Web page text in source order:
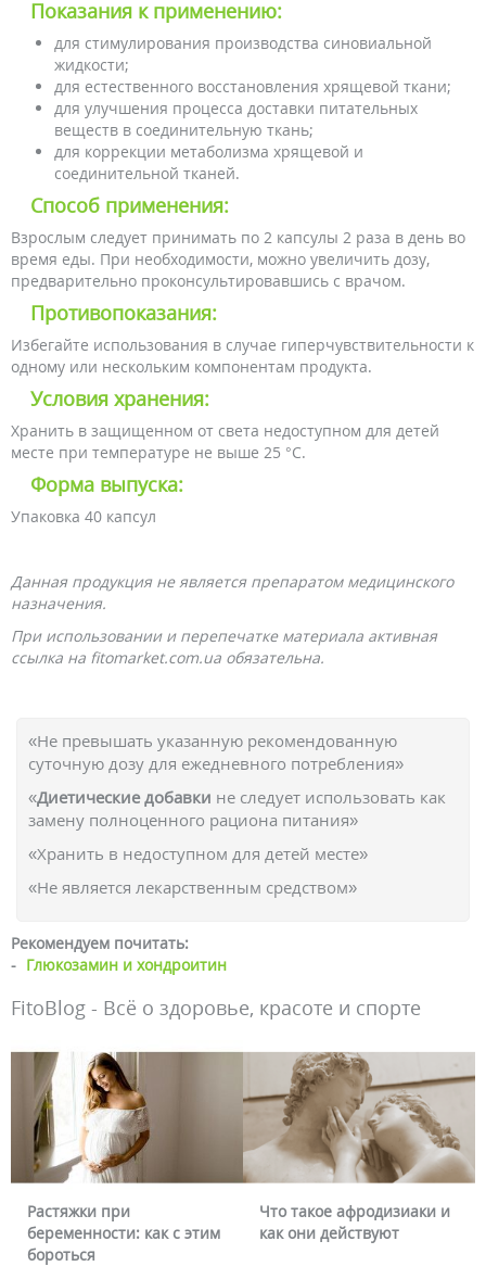
Показания к применению:
для стимулирования производства синовиальной
жидкости;
для естественного восстановления хрящевой ткани;
для улучшения процесса доставки питательных
веществ в соединительную ткань;
для коррекции метаболизма хрящевой и
соединительной тканей.
Способ применения:
Взрослым следует принимать по 2 капсулы 2 раза в день во
время еды. При необходимости, можно увеличить дозу,
предварительно проконсультировавшись с врачом.
Противопоказания:
Избегайте использования в случае гиперчувствительности к
одному или нескольким компонентам продукта.
Условия хранения:
Хранить в защищенном от света недоступном для детей
месте при температуре не выше 25 °C.
Форма выпуска:
Упаковка 40 капсул
Данная продукция не является препаратом медицинского
назначения.
При использовании и перепечатке материала активная
ссылка на fitomarket.com.ua обязательна.
«Не превышать указанную рекомендованную
суточную дозу для ежедневного потребления»
«Диетические добавки не следует использовать как
замену полноценного рациона питания»
«Хранить в недоступном для детей месте»
«Не является лекарственным средством»
Рекомендуем почитать:
- Глюкозамин и хондроитин
FitoBlog - Всё о здоровье, красоте и спорте
Растяжки при
беременности: как с этим
бороться
Что такое афродизиаки и
как они действуют